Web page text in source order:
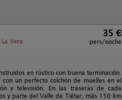
Vera
35 €
pers/noche
en rústico con buena terminación.
un perfecto colchón de muelles en el
y televisión. En las traseras de cada
y parte del Valle de Tiétar, más 150 km